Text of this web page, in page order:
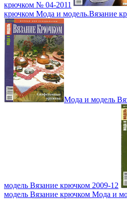
крючком № 04-2011
крючком Мода и модель.Вязание
Мода и модель
модель Вязание крючком 2009-12
модель Вязание крючком Мода и